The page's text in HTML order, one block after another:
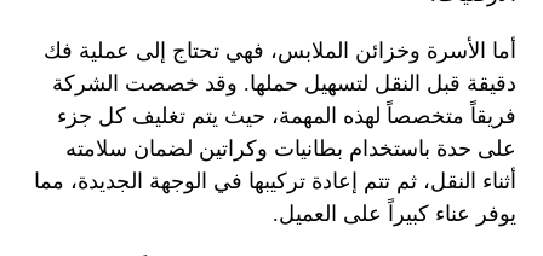
أما الأسرة وخزائن الملابس، فهي تحتاج إلى عملية فك
دقيقة قبل النقل لتسهيل حملها. وقد خصصت الشركة
فريقاً متخصصاً لهذه المهمة، حيث يتم تغليف كل جزء
على حدة باستخدام بطانيات وكراتين لضمان سلامته
أثناء النقل، ثم تتم إعادة تركيبها في الوجهة الجديدة، مما
يوفر عناء كبيراً على العميل.